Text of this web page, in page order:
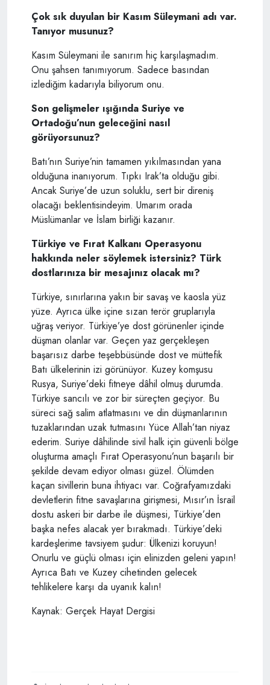
Çok sık duyulan bir Kasım Süleymani adı var.
Tanıyor musunuz?
Kasım Süleymani ile sanırım hiç karşılaşmadım.
Onu şahsen tanımıyorum. Sadece basından
izlediğim kadarıyla biliyorum onu.
Son gelişmeler ışığında Suriye ve
Ortadoğu’nun geleceğini nasıl
görüyorsunuz?
Batı’nın Suriye’nin tamamen yıkılmasından yana
olduğuna inanıyorum. Tıpkı Irak’ta olduğu gibi.
Ancak Suriye’de uzun soluklu, sert bir direniş
olacağı beklentisindeyim. Umarım orada
Müslümanlar ve İslam birliği kazanır.
Türkiye ve Fırat Kalkanı Operasyonu
hakkında neler söylemek istersiniz? Türk
dostlarınıza bir mesajınız olacak mı?
Türkiye, sınırlarına yakın bir savaş ve kaosla yüz
yüze. Ayrıca ülke içine sızan terör gruplarıyla
uğraş veriyor. Türkiye’ye dost görünenler içinde
düşman olanlar var. Geçen yaz gerçekleşen
başarısız darbe teşebbüsünde dost ve müttefik
Batı ülkelerinin izi görünüyor. Kuzey komşusu
Rusya, Suriye’deki fitneye dâhil olmuş durumda.
Türkiye sancılı ve zor bir süreçten geçiyor. Bu
süreci sağ salim atlatmasını ve din düşmanlarının
tuzaklarından uzak tutmasını Yüce Allah’tan niyaz
ederim. Suriye dâhilinde sivil halk için güvenli bölge
oluşturma amaçlı Fırat Operasyonu’nun başarılı bir
şekilde devam ediyor olması güzel. Ölümden
kaçan sivillerin buna ihtiyacı var. Coğrafyamızdaki
devletlerin fitne savaşlarına girişmesi, Mısır’ın İsrail
dostu askeri bir darbe ile düşmesi, Türkiye’den
başka nefes alacak yer bırakmadı. Türkiye’deki
kardeşlerime tavsiyem şudur: Ülkenizi koruyun!
Onurlu ve güçlü olması için elinizden geleni yapın!
Ayrıca Batı ve Kuzey cihetinden gelecek
tehlikelere karşı da uyanık kalın!
Kaynak: Gerçek Hayat Dergisi